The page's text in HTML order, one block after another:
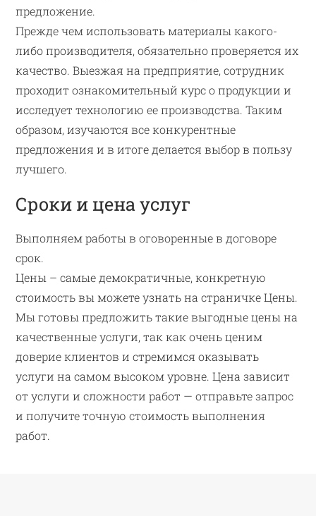
предложение.
Прежде чем использовать материалы какого-
либо производителя, обязательно проверяется их
качество. Выезжая на предприятие, сотрудник
проходит ознакомительный курс о продукции и
исследует технологию ее производства. Таким
образом, изучаются все конкурентные
предложения и в итоге делается выбор в пользу
лучшего.
Сроки и цена услуг
Выполняем работы в оговоренные в договоре
срок.
Цены – самые демократичные, конкретную
стоимость вы можете узнать на страничке Цены.
Мы готовы предложить такие выгодные цены на
качественные услуги, так как очень ценим
доверие клиентов и стремимся оказывать
услуги на самом высоком уровне. Цена зависит
от услуги и сложности работ — отправьте запрос
и получите точную стоимость выполнения
работ.